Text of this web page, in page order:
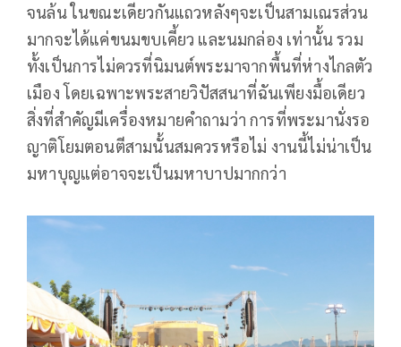
จนล้น ในขณะเดียวกันแถวหลังๆจะเป็นสามเณรส่วน
มากจะได้แค่ขนมขบเคี้ยว และนมกล่อง เท่านั้น รวม
ทั้งเป็นการไม่ควรที่นิมนต์พระมาจากพื้นที่ห่างไกลตัว
เมือง โดยเฉพาะพระสายวิปัสสนาที่ฉันเพียงมื้อเดียว
สิ่งที่สำคัญมีเครื่องหมายคำถามว่า การที่พระมานั่งรอ
ญาติโยมตอนตีสามนั้นสมควรหรือไม่ งานนี้ไม่น่าเป็น
มหาบุญแต่อาจจะเป็นมหาบาปมากกว่า